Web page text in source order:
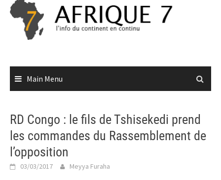
Skip
content
Main Menu
RD Congo : le fils de Tshisekedi prend
les commandes du Rassemblement de
l’opposition
03/03/2017 Meyya Furaha